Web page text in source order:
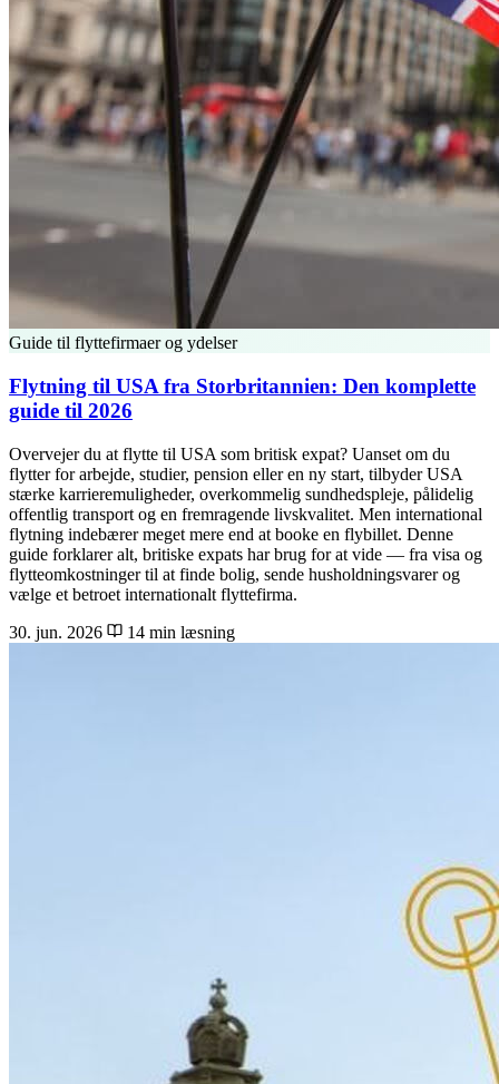
Guide til flyttefirmaer og ydelser
Flytning til USA fra Storbritannien: Den komplette
guide til 2026
Overvejer du at flytte til USA som britisk expat? Uanset om du
flytter for arbejde, studier, pension eller en ny start, tilbyder USA
stærke karrieremuligheder, overkommelig sundhedspleje, pålidelig
offentlig transport og en fremragende livskvalitet. Men international
flytning indebærer meget mere end at booke en flybillet. Denne
guide forklarer alt, britiske expats har brug for at vide — fra visa og
flytteomkostninger til at finde bolig, sende husholdningsvarer og
vælge et betroet internationalt flyttefirma.
30. jun. 2026
14 min læsning